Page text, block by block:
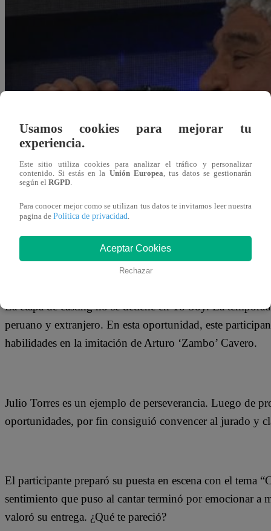
Redacción Latina
24 de octubre 2018
La etapa de casting no se detiene en Yo Soy. La
peruano y extranjero. En esta oportunidad, este
habilidades en la imitación de Arturo ‘Zambo’ Cavero.
Julio Torres es un ejemplo de perseverancia. Luego de
oportunidades, por fin consiguió convencer al jurado y
El participante preparó su puesta en escena con el tema
sentimiento que puso al cantar terminó por emocionar a
valoró su entrega. ¿Qué te pareció?
Usamos cookies para mejorar tu
experiencia.
Este sitio utiliza cookies para analizar el tráfico y personalizar
contenido. Si estás en la Unión Europea , tus datos se gestionarán
según el RGPD
Para conocer mejor como se utilizan tus datos te invitamos leer nuestra
pagina de Política de privacidad
Aceptar Cookies
Rechazar